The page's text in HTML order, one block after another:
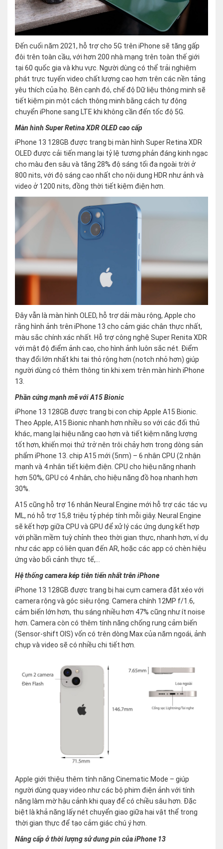
Đến cuối năm 2021, hỗ trợ cho 5G trên iPhone sẽ tăng gấp
đôi trên toàn cầu, với hơn 200 nhà mạng trên toàn thế giới
tại 60 quốc gia và khu vực. Người dùng có thể trải nghiệm
phát trực tuyến video chất lượng cao hơn trên các nền tảng
yêu thích của họ. Bên cạnh đó, chế độ Dữ liệu thông minh sẽ
tiết kiệm pin một cách thông minh bằng cách tự động
chuyển iPhone sang LTE khi không cần đến tốc độ 5G.
Màn hình Super Retina XDR OLED cao cấp
iPhone 13 128GB được trang bị màn hình Super Retina XDR
OLED được cải tiến mang lại tỷ lệ tương phản đáng kinh ngạc
cho màu đen sâu và tăng 28% độ sáng tối đa ngoài trời ở
800 nits, với độ sáng cao nhất cho nội dung HDR như ảnh và
video ở 1200 nits, đồng thời tiết kiệm điện hơn.
Đây vẫn là màn hình OLED, hỗ trợ dải màu rộng, Apple cho
rằng hình ảnh trên iPhone 13 cho cảm giác chân thực nhất,
màu sắc chính xác nhất. Hỗ trợ công nghệ Super Renita XDR
với mật độ điểm ảnh cao, cho hình ảnh luôn sắc nét. Điểm
thay đổi lớn nhất khi tai thỏ rộng hơn (notch nhỏ hơn) giúp
người dùng có thêm thông tin khi xem trên màn hình iPhone
13.
Phần cứng mạnh mẽ với A15 Bionic
iPhone 13 128GB được trang bị con chip Apple A15 Bionic.
Theo Apple, A15 Bionic nhanh hơn nhiều so với các đối thủ
khác, mang lại hiệu năng cao hơn và tiết kiệm năng lượng
tốt hơn, khiến mọi thứ trở nên trôi chảy hơn trong dòng sản
phẩm iPhone 13. chip A15 mới (5nm) – 6 nhân CPU (2 nhận
mạnh và 4 nhân tiết kiệm điện. CPU cho hiệu năng nhanh
hơn 50%, GPU có 4 nhân, cho hiệu năng đồ hoạ nhanh hơn
30%.
A15 cũng hỗ trợ 16 nhân Neural Engine mới hỗ trợ các tác vụ
ML, nó hỗ trợ 15,8 triệu tỷ phép tính mỗi giây. Neural Engine
sẽ kết hợp giữa CPU và GPU để xử lý các ứng dụng kết hợp
với phần mềm tuỳ chỉnh theo thời gian thực, nhanh hơn, ví dụ
như các app có liên quan đến AR, hoặc các app có chèn hiệu
ứng vào bối cảnh thực tế,…
Hệ thống camera kép tiên tiến nhất trên iPhone
iPhone 13 128GB được trang bị hai cụm camera đặt xéo với
camera rộng và góc siêu rộng. Camera chính 12MP f/1.6,
cảm biến lớn hơn, thu sáng nhiều hơn 47% cũng như ít noise
hơn. Camera còn có thêm tính năng chống rung cảm biến
(Sensor-shift OIS) vốn có trên dòng Max của năm ngoái, ảnh
chụp và video sẽ có nhiều chi tiết hơn.
Apple giới thiệu thêm tính năng Cinematic Mode – giúp
người dùng quay video như các bộ phim điện ảnh với tính
năng làm mờ hậu cảnh khi quay để có chiều sâu hơn. Đặc
biệt là khả năng lấy nét chuyển giao giữa hai vật thể trong
thời gian thực để tạo cảm giác chú ý hơn.
Nâng cấp ở thời lượng sử dung pin của iPhone 13